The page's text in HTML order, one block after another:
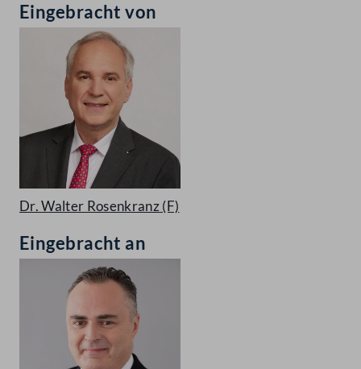
Eingebracht von
Dr. Walter Rosenkranz(F)
Eingebracht an